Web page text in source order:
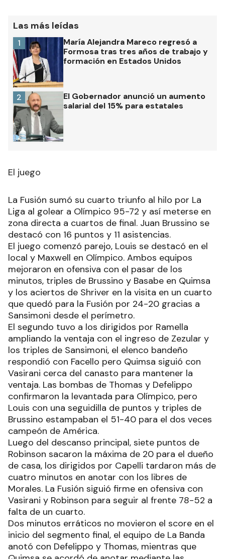
Las más leídas
María Alejandra Mareco regresó a
Formosa tras tres años de trabajo y
formación en Estados Unidos
1
El Gobernador anunció un aumento
salarial del 15% para estatales
2
El juego
La Fusión sumó su cuarto triunfo al hilo por La
Liga al golear a Olímpico 95-72 y así meterse en
zona directa a cuartos de final. Juan Brussino se
destacó con 16 puntos y 11 asistencias.
El juego comenzó parejo, Louis se destacó en el
local y Maxwell en Olímpico. Ambos equipos
mejoraron en ofensiva con el pasar de los
minutos, triples de Brussino y Basabe en Quimsa
y los aciertos de Shriver en la visita en un cuarto
que quedó para la Fusión por 24-20 gracias a
Sansimoni desde el perímetro.
El segundo tuvo a los dirigidos por Ramella
ampliando la ventaja con el ingreso de Zezular y
los triples de Sansimoni, el elenco bandeño
respondió con Facello pero Quimsa siguió con
Vasirani cerca del canasto para mantener la
ventaja. Las bombas de Thomas y Defelippo
confirmaron la levantada para Olímpico, pero
Louis con una seguidilla de puntos y triples de
Brussino estampaban el 51-40 para el dos veces
campeón de América.
Luego del descanso principal, siete puntos de
Robinson sacaron la máxima de 20 para el dueño
de casa, los dirigidos por Capelli tardaron más de
cuatro minutos en anotar con los libres de
Morales. La Fusión siguió firme en ofensiva con
Vasirani y Robinson para seguir al frente 78-52 a
falta de un cuarto.
Dos minutos erráticos no movieron el score en el
inicio del segmento final, el equipo de La Banda
anotó con Defelippo y Thomas, mientras que